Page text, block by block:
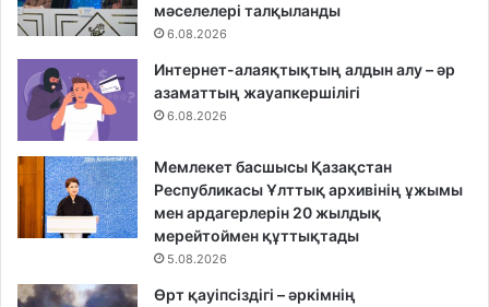
мәселелері талқыланды
6.08.2026
Интернет-алаяқтықтың алдын алу – әр
азаматтың жауапкершілігі
6.08.2026
Мемлекет басшысы Қазақстан
Республикасы Ұлттық архивінің ұжымы
мен ардагерлерін 20 жылдық
мерейтоймен құттықтады
5.08.2026
Өрт қауіпсіздігі – әркімнің